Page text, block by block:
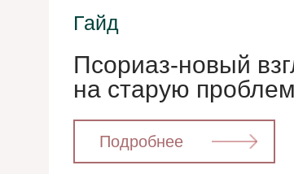
Гайд
Псориаз-новый
на старую
⁣⁣⠀⁣⁣⠀Подробнее